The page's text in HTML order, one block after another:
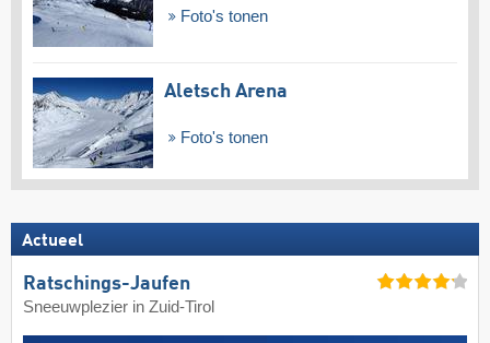
Foto's tonen
Aletsch Arena
Foto's tonen
Actueel
Ratschings-Jaufen
Sneeuwplezier in Zuid-Tirol